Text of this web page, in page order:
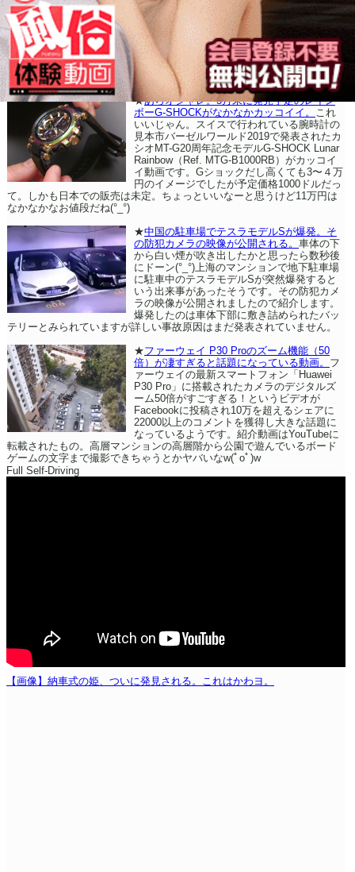
★あらオシャレ。5月末に発売予定のレイン
ボーG-SHOCKがなかなかカッコイイ。
これ
いいじゃん。スイスで行われている腕時計の
見本市バーゼルワールド2019で発表されたカ
シオMT-G20周年記念モデルG-SHOCK Lunar
Rainbow（Ref. MTG-B1000RB）がカッコイ
イ動画です。Gショックだし高くても3〜４万
円のイメージでしたが予定価格1000ドルだっ
て。しかも日本での販売は未定。ちょっといいなーと思うけど11万円は
なかなかなお値段だね(°_°)
★中国の駐車場でテスラモデルSが爆発。そ
の防犯カメラの映像が公開される。 車体の下
から白い煙が吹き出したかと思ったら数秒後
にドーン(°_°)上海のマンションで地下駐車場
に駐車中のテスラモデルSが突然爆発すると
いう出来事があったそうです。その防犯カメ
ラの映像が公開されましたので紹介します。
爆発したのは車体下部に敷き詰められたバッ
テリーとみられていますが詳しい事故原因はまだ発表されていません。
★ファーウェイ P30 Proのズーム機能（50
倍）が凄すぎると話題になっている動画。 フ
ァーウェイの最新スマートフォン「Huawei
P30 Pro」に搭載されたカメラのデジタルズ
ーム50倍がすごすぎる！というビデオが
Facebookに投稿され10万を超えるシェアに
22000以上のコメントを獲得し大きな話題に
なっているようです。紹介動画はYouTubeに
転載されたもの。高層マンションの高層階から公園で遊んでいるボード
ゲームの文字まで撮影できちゃうとかヤバいなw(ﾟoﾟ)w
Full Self-Driving
【画像】納車式の姫、ついに発見される。これはかわヨ。